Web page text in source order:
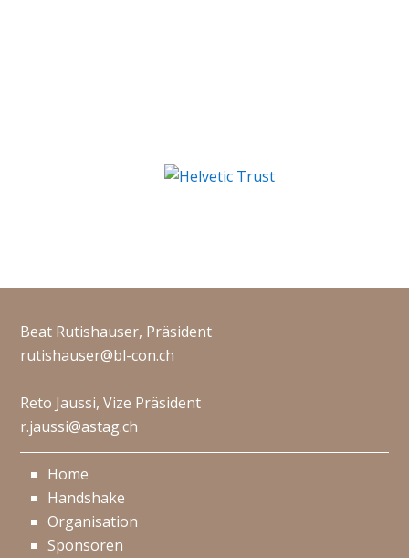
Beat Rutishauser, Präsident
rutishauser@bl-con.ch
Reto Jaussi, Vize Präsident
r.jaussi@astag.ch
Home
Handshake
Organisation
Sponsoren